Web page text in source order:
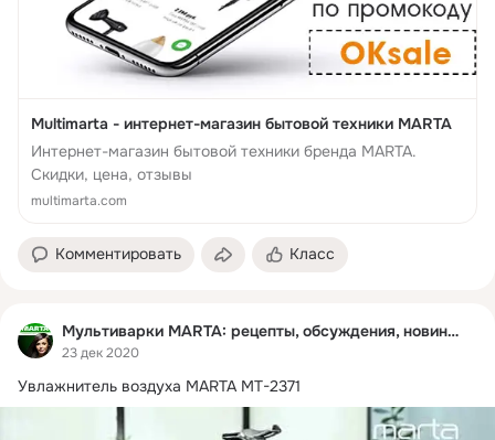
Multimarta - интернет-магазин бытовой техники MARTA
Интернет-магазин бытовой техники бренда MARTA.
Скидки, цена, отзывы
multimarta.com
Комментировать Класс
Мультиварки MARTA: рецепты, обсуждения, новинки
23 дек 2020
Увлажнитель воздуха MARTA MT-2371